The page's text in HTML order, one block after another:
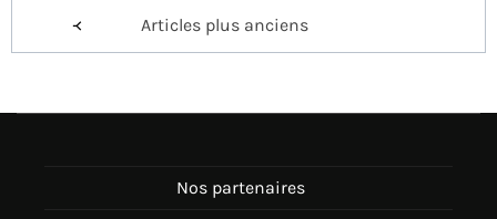
Navigation
des
Articles plus anciens
Nos partenaires